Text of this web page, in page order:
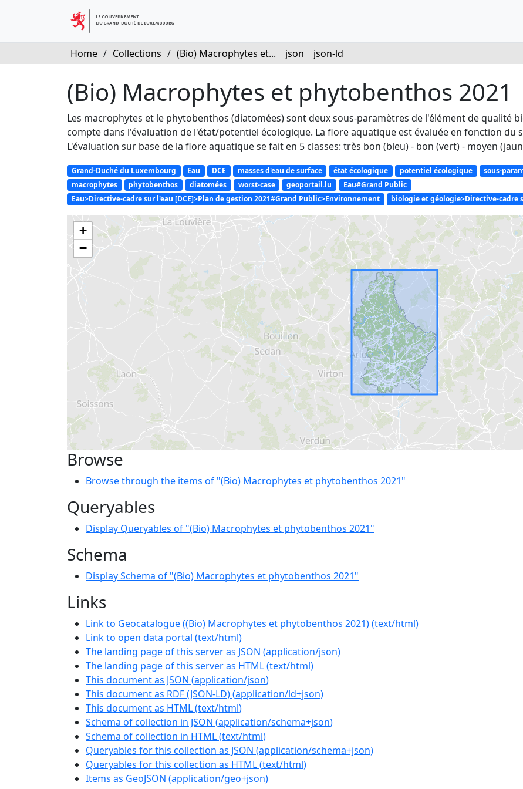
Home / Collections / (Bio) Macrophytes et... json json-ld
(Bio) Macrophytes et phytobenthos 2021
Les macrophytes et le phytobenthos (diatomées) sont deux sous-paramètres de l'élément de qualité
compte dans l'évaluation de l'état/potentiel écologique. La flore aquatique est évaluée en fonction du
L'évaluation sur base de la flore aquatique se fait en 5 classes: très bon (bleu) - bon (vert) - moyen
Grand-Duché du Luxembourg Eau DCE masses d'eau de surface état écologique potentiel écologique sous-
macrophytes
phytobenthos diatomées worst-case geoportail.lu
Eau#Grand Public
Eau>Directive-cadre sur l'eau [DCE]>Plan de gestion 2021#Grand Public>Environnement
biologie et géologie>Directive-cadre
+
−
Browse
Browse through the items of "(Bio) Macrophytes et phytobenthos 2021"
Queryables
Display Queryables of "(Bio) Macrophytes et phytobenthos 2021"
Schema
Display Schema of "(Bio) Macrophytes et phytobenthos 2021"
Links
Link to Geocatalogue ((Bio) Macrophytes et phytobenthos 2021)(text/html)
Link to open data portal (text/html)
The landing page of this server as JSON (application/json)
The landing page of this server as HTML(text/html)
This document as JSON (application/json)
This document as RDF (JSON-LD)(application/ld+json)
This document as HTML(text/html)
Schema of collection in JSON (application/schema+json)
Schema of collection in HTML(text/html)
Queryables for this collection as JSON (application/schema+json)
Queryables for this collection as HTML(text/html)
Items as GeoJSON (application/geo+json)